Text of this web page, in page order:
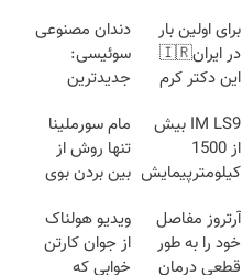
برای اولین بار
در ایران🇮🇷
این دکتر کرم
روزه ساخت!
دندان مصنوعی
سوئیسی:
جدیدترین
سبک و مقاوم |
پرداخت قسطی
IM LS9 بیش
از 1500
کیلومترپیمایش
مام سورملینا
تنها روش از
بین بردن بوی
کن و مشاوره
بگیر)
آرتروز مفاصل
خود را به طور
قطعی درمان
ویدیو هولناک
از جوان کارتن
خوابی که